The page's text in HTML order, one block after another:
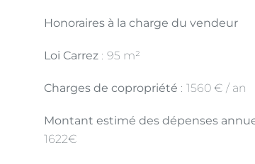
Honoraires à la charge du vendeur
Loi Carrez 95 m²
Charges de copropriété 1560 € / an
Montant estimé des dépenses
1622€